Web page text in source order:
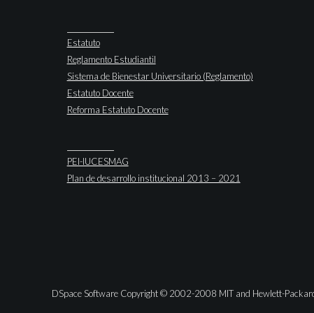
Estatuto
Reglamento Estudiantil
Sistema de Bienestar Universitario (Reglamento)
Estatuto Docente
Reforma Estatuto Docente
PEI-IUCESMAG
Plan de desarrollo institucional 2013 – 2021
DSpace Software Copyright © 2002-2008 MIT and Hewlett-